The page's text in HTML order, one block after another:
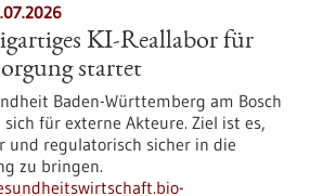
KI-Reallabor für
startet
Baden-Württemberg am Bosch
für externe Akteure. Ziel ist es,
und regulatorisch sicher in die
zu bringen.